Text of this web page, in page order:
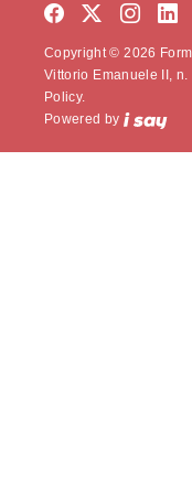
Copyright © 2026
Vittorio Emanuele II, n.
Policy.
Powered by